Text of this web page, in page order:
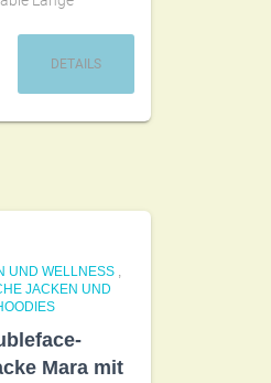
DETAILS
UND WELLNESS ,
JACKEN UND
Mara mit